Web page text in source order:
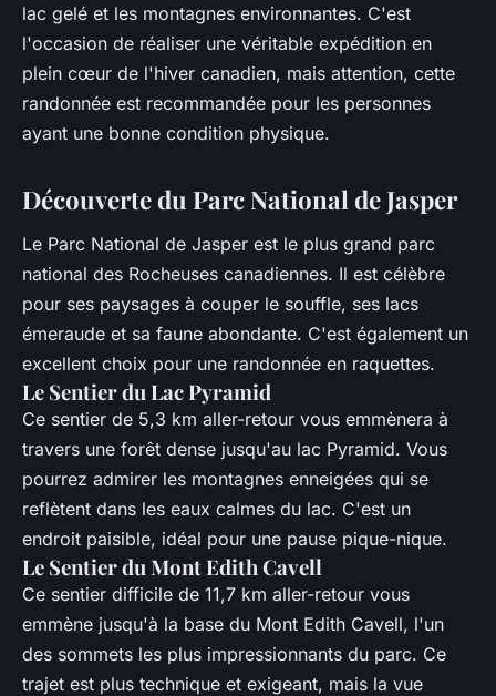
lac gelé et les montagnes environnantes. C'est
l'occasion de réaliser une véritable expédition en
plein cœur de l'hiver canadien, mais attention, cette
randonnée est recommandée pour les personnes
ayant une bonne condition physique.
Découverte du Parc National de Jasper
Le Parc National de Jasper est le plus grand parc
national des Rocheuses canadiennes. Il est célèbre
pour ses paysages à couper le souffle, ses lacs
émeraude et sa faune abondante. C'est également un
excellent choix pour une randonnée en raquettes.
Le Sentier du Lac Pyramid
Ce sentier de 5,3 km aller-retour vous emmènera à
travers une forêt dense jusqu'au lac Pyramid. Vous
pourrez admirer les montagnes enneigées qui se
reflètent dans les eaux calmes du lac. C'est un
endroit paisible, idéal pour une pause pique-nique.
Le Sentier du Mont Edith Cavell
Ce sentier difficile de 11,7 km aller-retour vous
emmène jusqu'à la base du Mont Edith Cavell, l'un
des sommets les plus impressionnants du parc. Ce
trajet est plus technique et exigeant, mais la vue